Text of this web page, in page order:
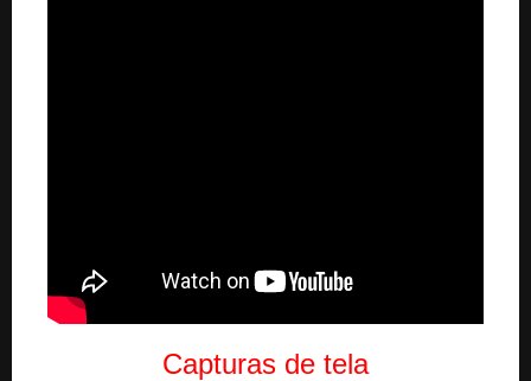
Capturas de tela